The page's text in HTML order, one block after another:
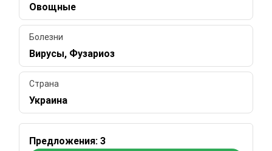
Овощные
Болезни
Вирусы, Фузариоз
Страна
Украина
Предложения: 3